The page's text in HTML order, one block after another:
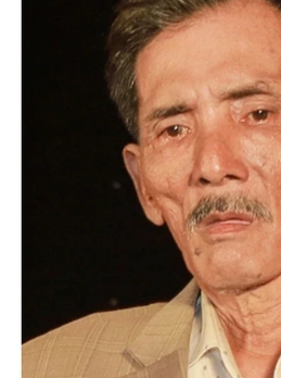
Giấy phép xuất bản số 110/GP -
© 2003-2026 Bản quyền thuộc về Báo
dưới mọi hình thức nếu không có sự
Phát triển bởi ePi Technologies, JSC.